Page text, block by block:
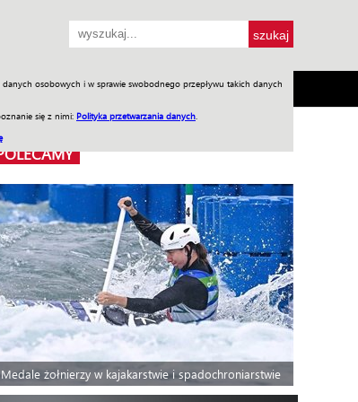
osobowych i w sprawie swobodnego przepływu takich danych
się z nimi: Polityka przetwarzania danych
Jednodniówki Praca w WIW
Medale żołnierzy w kajakarstwie i spadochroniarstwie